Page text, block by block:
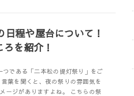
程や屋台について！
を紹介！
である「二本松の提灯祭り」をご
葉を聞くと、夜の祭りの雰囲気を
ージがありますよね。 こちらの祭